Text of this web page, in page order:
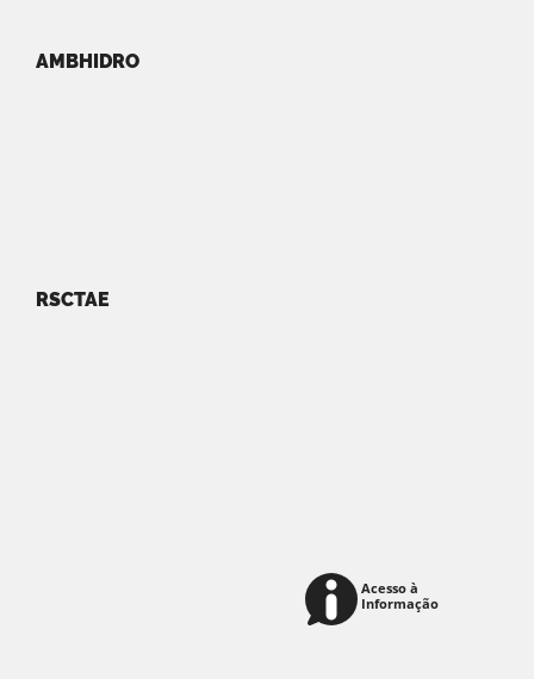
AMBHIDRO
RSCTAE